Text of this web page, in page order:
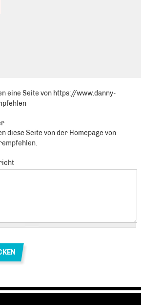
mit Komma getrennt eingeben.
Inhalt weiter
in Hohenschönhausen:
eine Seite von https://www.danny-
diese Seite von der Homepage von